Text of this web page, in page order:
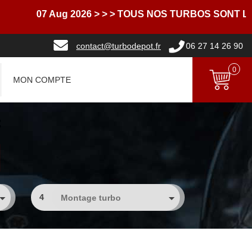
07 Aug 2026 > > > TOUS NOS TURBOS SONT
contact@turbodepot.fr 06 27 14 26 90
MON COMPTE
0
4